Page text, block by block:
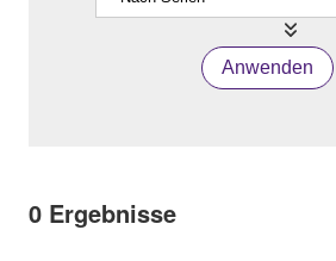
Anwenden
0 Ergebnisse